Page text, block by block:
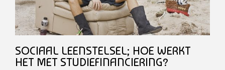
SOCIAAL LEENSTELSEL; HOE WERKT
HET MET STUDIEFINANCIERING?